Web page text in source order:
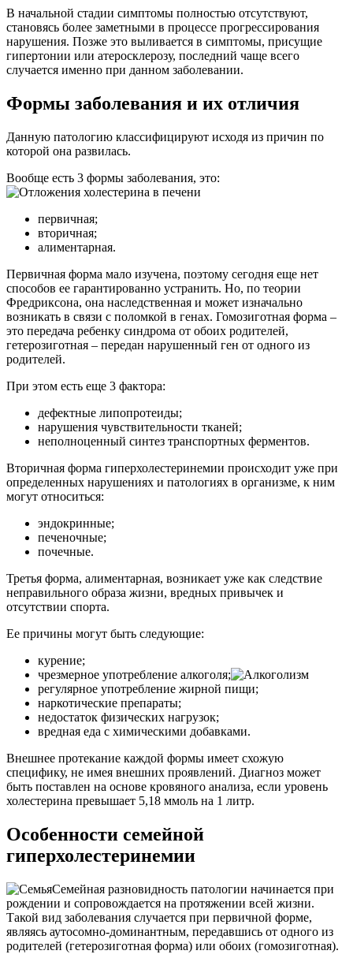
В начальной стадии симптомы полностью отсутствуют,
становясь более заметными в процессе прогрессирования
нарушения. Позже это выливается в симптомы, присущие
гипертонии или атеросклерозу, последний чаще всего
случается именно при данном заболевании.
Формы заболевания и их отличия
Данную патологию классифицируют исходя из причин по
которой она развилась.
Вообще есть 3 формы заболевания, это:
первичная;
вторичная;
алиментарная.
Первичная форма мало изучена, поэтому сегодня еще нет
способов ее гарантированно устранить. Но, по теории
Фредриксона, она наследственная и может изначально
возникать в связи с поломкой в генах. Гомозиготная форма –
это передача ребенку синдрома от обоих родителей,
гетерозиготная – передан нарушенный ген от одного из
родителей.
При этом есть еще 3 фактора:
дефектные липопротеиды;
нарушения чувствительности тканей;
неполноценный синтез транспортных ферментов.
Вторичная форма гиперхолестеринемии происходит уже при
определенных нарушениях и патологиях в организме, к ним
могут относиться:
эндокринные;
печеночные;
почечные.
Третья форма, алиментарная, возникает уже как следствие
неправильного образа жизни, вредных привычек и
отсутствии спорта.
Ее причины могут быть следующие:
курение;
чрезмерное употребление алкоголя;
регулярное употребление жирной пищи;
наркотические препараты;
недостаток физических нагрузок;
вредная еда с химическими добавками.
Внешнее протекание каждой формы имеет схожую
специфику, не имея внешних проявлений. Диагноз может
быть поставлен на основе кровяного анализа, если уровень
холестерина превышает 5,18 ммоль на 1 литр.
Особенности семейной
гиперхолестеринемии
Семейная разновидность патологии начинается при
рождении и сопровождается на протяжении всей жизни.
Такой вид заболевания случается при первичной форме,
являясь аутосомно-доминантным, передавшись от одного из
родителей (гетерозиготная форма) или обоих (гомозиготная).